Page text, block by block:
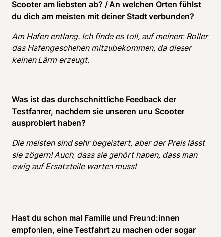
Scooter am liebsten ab? / An welchen Orten fühlst
du dich am meisten mit deiner Stadt verbunden?
Am Hafen entlang. Ich finde es toll, auf meinem Roller
das Hafengeschehen mitzubekommen, da dieser
keinen Lärm erzeugt.
Was ist das durchschnittliche Feedback der
Testfahrer, nachdem sie unseren unu Scooter
ausprobiert haben?
Die meisten sind sehr begeistert, aber der Preis lässt
sie zögern! Auch, dass sie gehört haben, dass man
ewig auf Ersatzteile warten muss!
Hast du schon mal Familie und Freund:innen
empfohlen, eine Testfahrt zu machen oder sogar